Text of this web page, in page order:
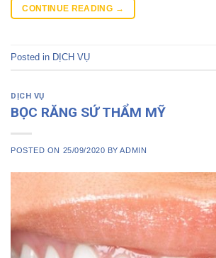
CONTINUE READING →
Posted in DỊCH VỤ
DỊCH VỤ
BỌC RĂNG SỨ THẨM MỸ
POSTED ON 25/09/2020 BYADMIN